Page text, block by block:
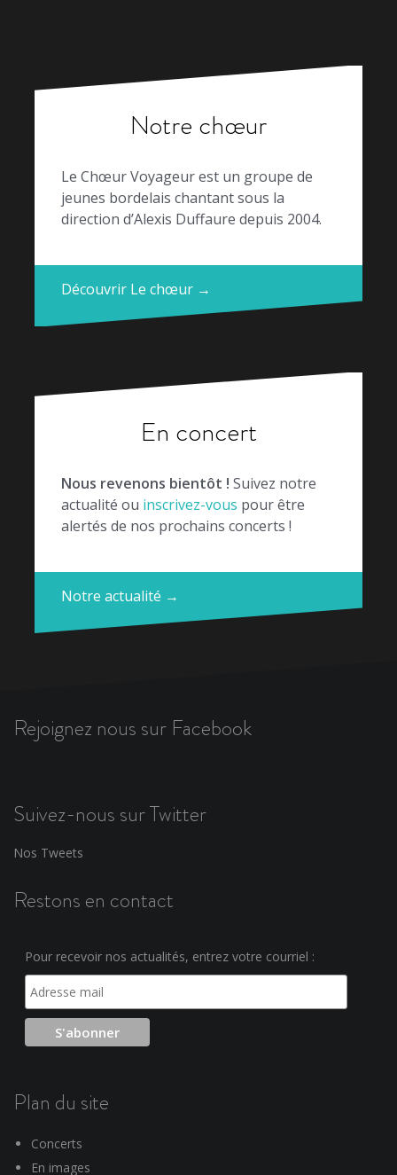
Notre chœur
Le Chœur Voyageur est un groupe de
jeunes bordelais chantant sous la
direction d’Alexis Duffaure depuis 2004.
Découvrir Le chœur →
En concert
Nous revenons bientôt ! Suivez notre
actualité ou inscrivez-vous pour être
alertés de nos prochains concerts !
Notre actualité →
Rejoignez nous sur Facebook
Suivez-nous sur Twitter
Nos Tweets
Restons en contact
Pour recevoir nos actualités, entrez votre courriel :
Plan du site
Concerts
En images